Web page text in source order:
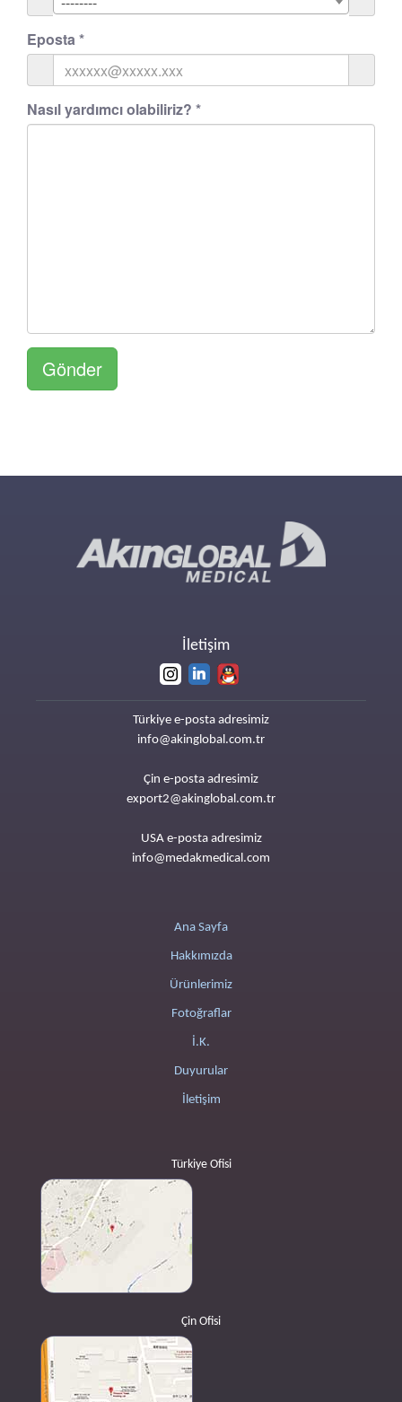
Eposta*
Nasıl yardımcı olabiliriz? *
Gönder
İletişim
Türkiye e-posta adresimiz
info@akinglobal.com.tr
Çin e-posta adresimiz
export2@akinglobal.com.tr
USA e-posta adresimiz
info@medakmedical.com
Ana Sayfa
Hakkımızda
Ürünlerimiz
Fotoğraflar
İ.K.
Duyurular
İletişim
Türkiye Ofisi
Çin Ofisi